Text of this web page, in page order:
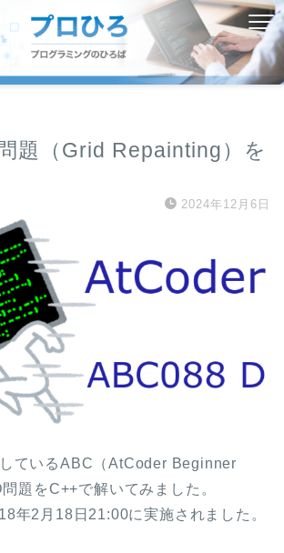
題（Grid Repainting）を
2024年12月6日
ているABC（AtCoder Beginner
題をC++で解いてみました。
年2月18日21:00に実施されました。